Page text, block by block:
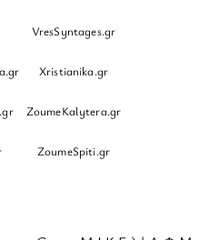
VresSyntages.gr
Xristianika.gr
ZoumeKalytera.gr
ZoumeSpiti.gr